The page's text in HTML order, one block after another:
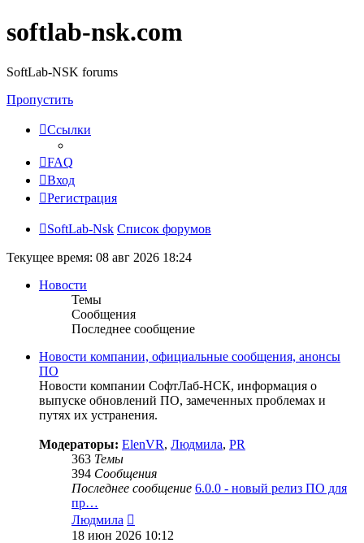
softlab-nsk.com
SoftLab-NSK forums
Пропустить
Ссылки
FAQ
Вход
Регистрация
SoftLab-Nsk Список форумов
Текущее время: 08 авг 2026 18:24
Новости
Темы
Сообщения
Последнее сообщение
Новости компании, официальные сообщения, анонсы
ПО
Новости компании СофтЛаб-НСК, информация о
выпуске обновлений ПО, замеченных проблемах и
путях их устранения.
Модераторы: ElenVR, Людмила, PR
363 Темы
394 Сообщения
Последнее сообщение 6.0.0 - новый релиз ПО для
пр…
Людмила
к
18 июн 2026 10:12